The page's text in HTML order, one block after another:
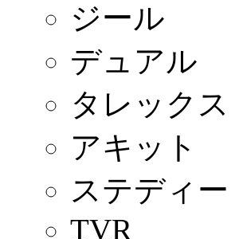
ジール
デュアル
タレックス
アキット
ステディー
TVR